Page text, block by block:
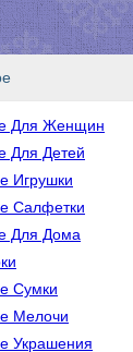
Для Женщин
Для Детей
Игрушки
Салфетки
Для Дома
Сумки
Мелочи
Украшения